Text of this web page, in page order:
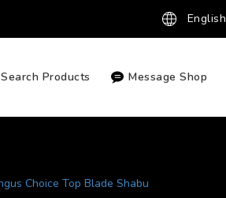
English
Search Products Message Shop